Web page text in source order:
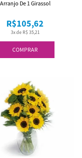
COMPRAR
3x de R$ 35,21
R$105,62
Arranjo De 1 Girassol